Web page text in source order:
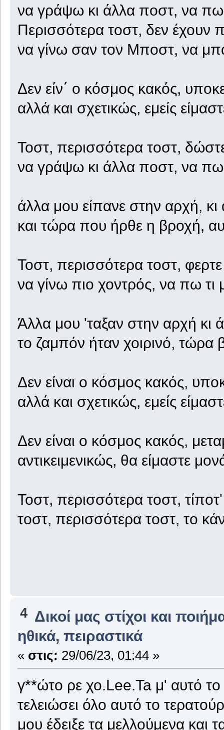
να γράψω κι άλλα ποστ, να πω
Περισσότερα τοστ, δεν έχουν
να γίνω σαν τον Μποστ, να
Δεν είν΄ ο κόσμος κακός,
αλλά και σχετικώς, εμείς
Τοστ, περισσότερα τοστ,
να γράψω κι άλλα ποστ, να πω
άλλα μου είπανε στην αρχή,
και τώρα που ήρθε η βροχή,
Τοστ, περισσότερα τοστ,
να γίνω πιο χοντρός, να πω τι
Άλλα μου 'ταξαν στην αρχή
το ζαμπόν ήταν χοιρινό, τώρα
Δεν είναι ο κόσμος κακός,
αλλά και σχετικώς, εμείς
Δεν είναι ο κόσμος κακός,
αντικειμενικώς, θα είμαστε
Τοστ, περισσότερα τοστ,
τοστ, περισσότερα
4 Δικοί μας στίχοι και
ηθικά, πειραστικά
« στις: 29/06/23, 01:44 »
γ**ώτο ρε χο.Lee.Ta μ' αυτό το
τελειώσει όλο αυτό το
μου έδειξε τα μελλούμενα και